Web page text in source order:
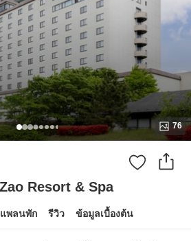
76
Resort & Spa
พลนพัก รีวิว ข้อมูลเบื้องต้น